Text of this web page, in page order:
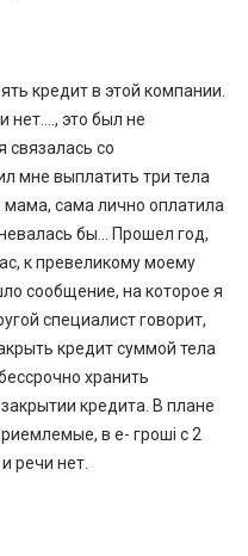
кредит в этой компании.
это был не
связалась со
мне выплатить три тела
мама, сама лично оплатила
бы… Прошел год,
к превеликому моему
сообщение, на которое я
специалист говорит,
кредит суммой тела
хранить
кредита. В плане
в е- гроші с 2
речи нет.